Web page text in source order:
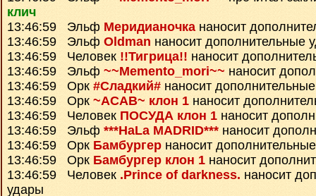
клич
13:46:59 Эльф Меридианочкананосит
13:46:59 Эльф Oldman наносит дополнительные
13:46:59 Человек !!Тигрица!! наносит
13:46:59 Эльф ~~Memento_mori~~ наносит
13:46:59 Орк #Сладкий# наносит
13:46:59 Орк ~ACAB~ клон 1 наносит
13:46:59 Человек ПОСУДА клон 1 наносит
13:46:59 Эльф ***HaLa MADRID*** наносит
13:46:59 Орк Бамбургер наносит
13:46:59 Орк Бамбургер клон 1 наносит
13:46:59 Человек .Prince of darkness. наносит
удары